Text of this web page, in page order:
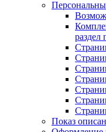
раздел
Показ